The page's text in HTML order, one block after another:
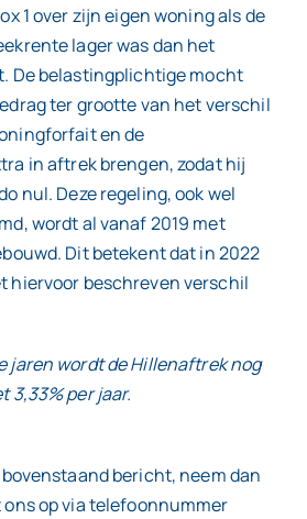
1 over zijn eigen woning als de
lager was dan het
De belastingplichtige mocht
ter grootte van het verschil
en de
in aftrek brengen, zodat hij
nul. Deze regeling, ook wel
wordt al vanaf 2019 met
Dit betekent dat in 2022
hiervoor beschreven verschil
jaren wordt de Hillenaftrek nog
3,33% per jaar.
bericht, neem dan
op via telefoonnummer